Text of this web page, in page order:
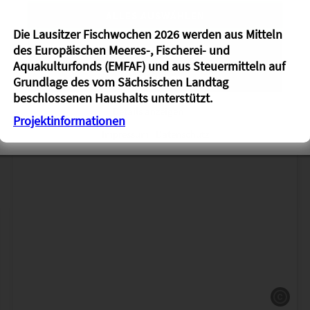
Die Lausitzer Fischwochen 2026 werden aus Mitteln
des Europäischen Meeres-, Fischerei- und
Aquakulturfonds (EMFAF) und aus Steuermitteln auf
Grundlage des vom Sächsischen Landtag
beschlossenen Haushalts unterstützt.
Projektinformationen
Titel
ABLEHNEN
SPEICHERN